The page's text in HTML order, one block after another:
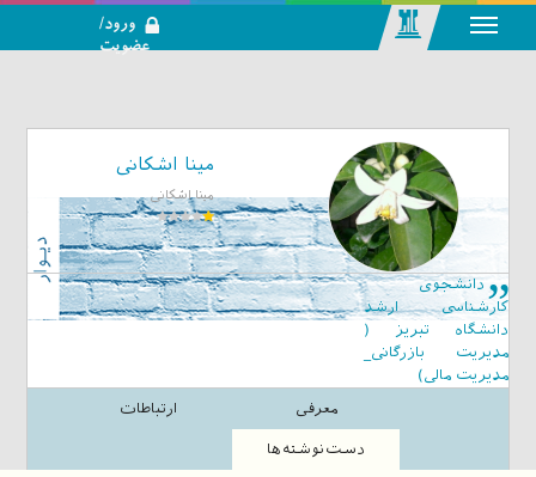
تحلیلی بازار
ورود/
عضویت
مینا اشکانی
مینا اشکانی
دانشجوی
کارشناسی ارشد
دانشگاه تبریز (
مدیریت بازرگانی_
مدیریت مالی)
معرفی
ارتباطات
دست‌نوشته‌ها